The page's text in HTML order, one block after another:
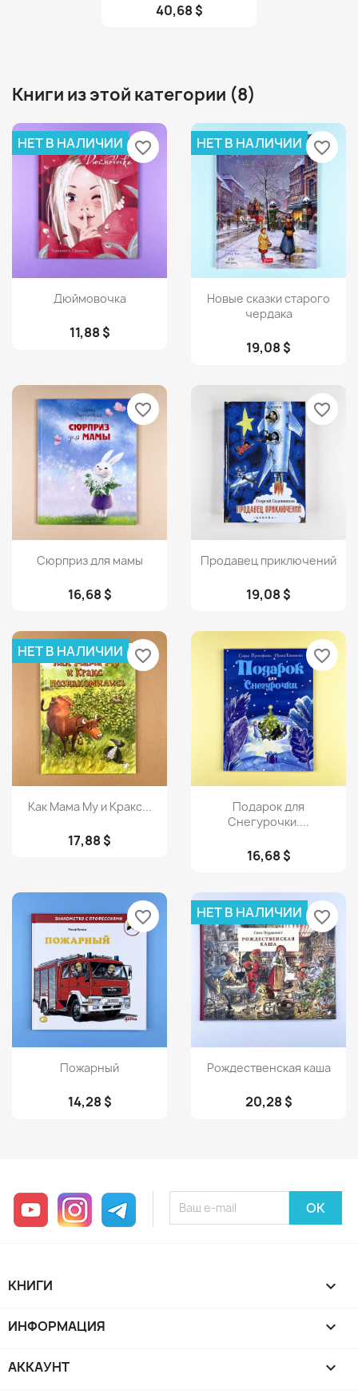
40,68 $
Книги из этой категории (8)
Просмотр
Дюймовочка
11,88 $
НЕТ В НАЛИЧИИ favorite_border
Просмотр
Новые сказки старого
чердака
19,08 $
НЕТ В НАЛИЧИИ favorite_border
Просмотр
Сюрприз для мамы
16,68 $
favorite_border
Просмотр
Продавец приключений
19,08 $
favorite_border
Просмотр
Как Мама Му и Кракс...
17,88 $
НЕТ В НАЛИЧИИ favorite_border
Просмотр
Подарок для
Снегурочки....
16,68 $
favorite_border
Просмотр
Пожарный
14,28 $
favorite_border
Просмотр
Рождественская каша
20,28 $
НЕТ В НАЛИЧИИ favorite_border
YouTube InstagramTelegram
КНИГИ 
ИНФОРМАЦИЯ 
АККАУНТ 